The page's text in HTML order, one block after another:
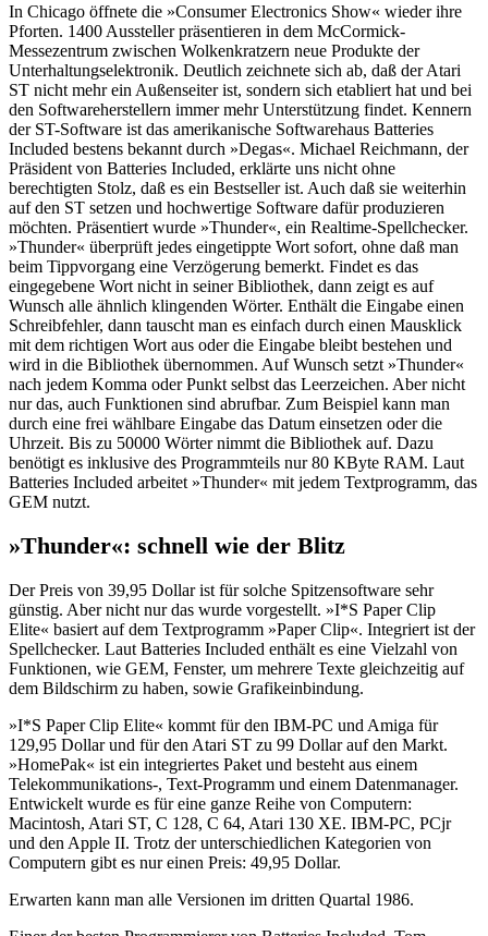
In Chicago öffnete die »Consumer Electronics Show« wieder ihre
Pforten. 1400 Aussteller präsentieren in dem McCormick-
Messezentrum zwischen Wolkenkratzern neue Produkte der
Unterhaltungselektronik. Deutlich zeichnete sich ab, daß der Atari
ST nicht mehr ein Außenseiter ist, sondern sich etabliert hat und bei
den Softwareherstellern immer mehr Unterstützung findet. Kennern
der ST-Software ist das amerikanische Softwarehaus Batteries
Included bestens bekannt durch »Degas«. Michael Reichmann, der
Präsident von Batteries Included, erklärte uns nicht ohne
berechtigten Stolz, daß es ein Bestseller ist. Auch daß sie weiterhin
auf den ST setzen und hochwertige Software dafür produzieren
möchten. Präsentiert wurde »Thunder«, ein Realtime-Spellchecker.
»Thunder« überprüft jedes eingetippte Wort sofort, ohne daß man
beim Tippvorgang eine Verzögerung bemerkt. Findet es das
eingegebene Wort nicht in seiner Bibliothek, dann zeigt es auf
Wunsch alle ähnlich klingenden Wörter. Enthält die Eingabe einen
Schreibfehler, dann tauscht man es einfach durch einen Mausklick
mit dem richtigen Wort aus oder die Eingabe bleibt bestehen und
wird in die Bibliothek übernommen. Auf Wunsch setzt »Thunder«
nach jedem Komma oder Punkt selbst das Leerzeichen. Aber nicht
nur das, auch Funktionen sind abrufbar. Zum Beispiel kann man
durch eine frei wählbare Eingabe das Datum einsetzen oder die
Uhrzeit. Bis zu 50000 Wörter nimmt die Bibliothek auf. Dazu
benötigt es inklusive des Programmteils nur 80 KByte RAM. Laut
Batteries Included arbeitet »Thunder« mit jedem Textprogramm, das
GEM nutzt.
»Thunder«: schnell wie der Blitz
Der Preis von 39,95 Dollar ist für solche Spitzensoftware sehr
günstig. Aber nicht nur das wurde vorgestellt. »I*S Paper Clip
Elite« basiert auf dem Textprogramm »Paper Clip«. Integriert ist der
Spellchecker. Laut Batteries Included enthält es eine Vielzahl von
Funktionen, wie GEM, Fenster, um mehrere Texte gleichzeitig auf
dem Bildschirm zu haben, sowie Grafikeinbindung.
»I*S Paper Clip Elite« kommt für den IBM-PC und Amiga für
129,95 Dollar und für den Atari ST zu 99 Dollar auf den Markt.
»HomePak« ist ein integriertes Paket und besteht aus einem
Telekommunikations-, Text-Programm und einem Datenmanager.
Entwickelt wurde es für eine ganze Reihe von Computern:
Macintosh, Atari ST, C 128, C 64, Atari 130 XE. IBM-PC, PCjr
und den Apple II. Trotz der unterschiedlichen Kategorien von
Computern gibt es nur einen Preis: 49,95 Dollar.
Erwarten kann man alle Versionen im dritten Quartal 1986.